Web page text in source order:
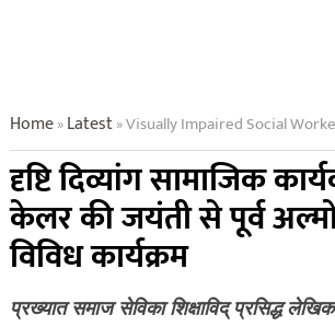
Home»Latest»Visually Impaired Social
दृष्टि दिव्यांग सामाजिक
केलर की जयंती से पूर्व
विविध कार्यक्रम
प्रख्यात समाज सेविका शिक्षाविद् प्रसिद्ध